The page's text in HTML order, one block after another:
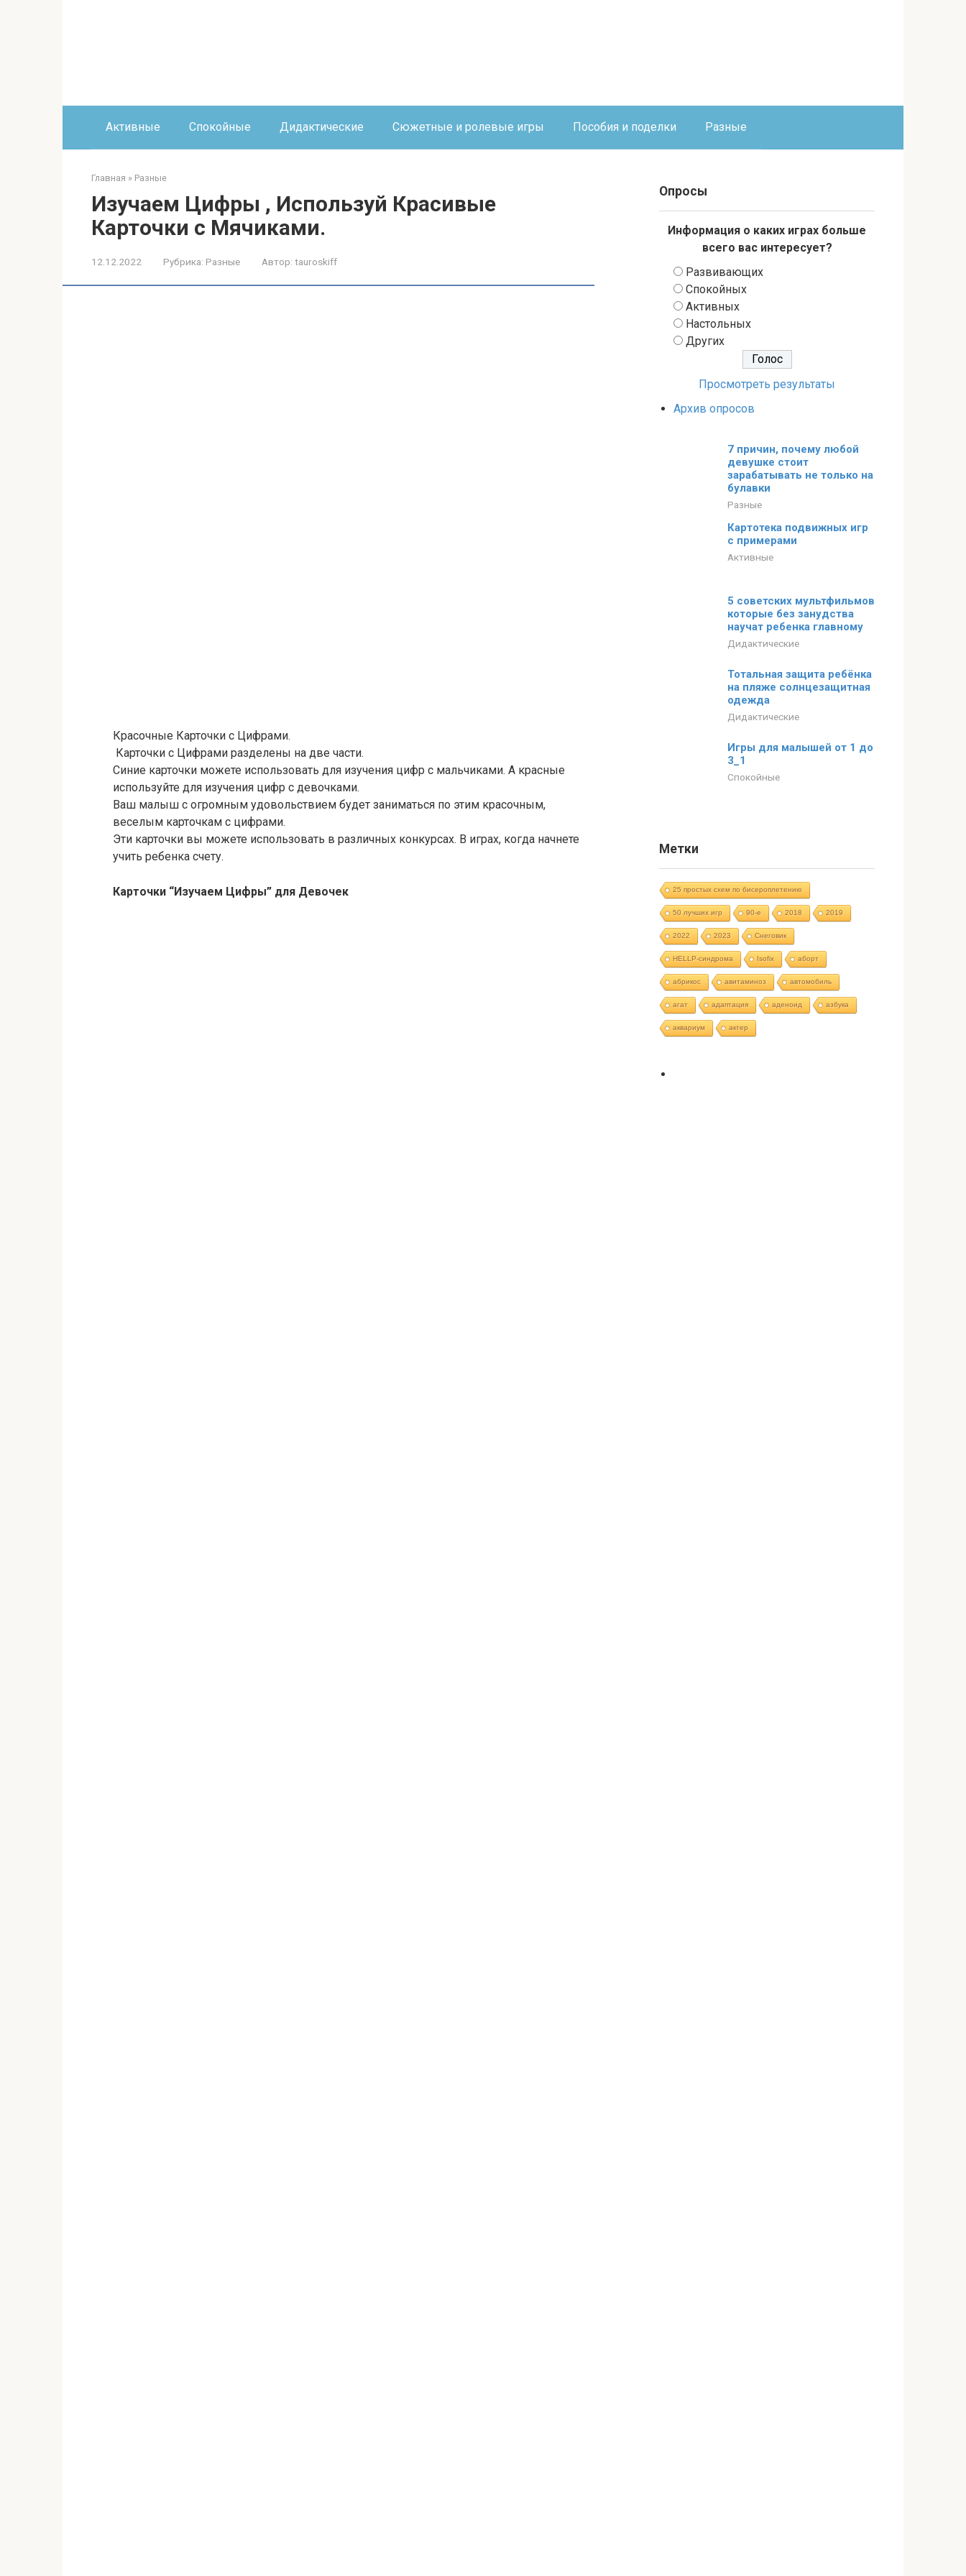
Активные Спокойные Дидактические Сюжетные и ролевые игры Пособия и поделки Разные
Главная » Разные
Изучаем Цифры , Используй Красивые
Карточки с Мячиками.
12.12.2022 Рубрика: Разные Автор: tauroskiff
Красочные Карточки с Цифрами.
Карточки с Цифрами разделены на две части.
Синие карточки можете использовать для изучения цифр с мальчиками. А красные
используйте для изучения цифр с девочками.
Ваш малыш с огромным удовольствием будет заниматься по этим красочным,
веселым карточкам с цифрами.
Эти карточки вы можете использовать в различных конкурсах. В играх, когда начнете
учить ребенка счету.
Карточки “Изучаем Цифры” для Девочек
Опросы
Информация о каких играх больше
всего вас интересует?
Развивающих
Спокойных
Активных
Настольных
Других
Просмотреть результаты
Архив опросов
7 причин, почему любой
девушке стоит
зарабатывать не только на
булавки
Разные
Картотека подвижных игр
с примерами
Активные
5 советских мультфильмов
которые без занудства
научат ребенка главному
Дидактические
Тотальная защита ребёнка
на пляже солнцезащитная
одежда
Дидактические
Игры для малышей от 1 до
3_1
Спокойные
Метки
25 простых схем по бисероплетению
50 лучших игр 90-е 2018 2019
2022 2023 Cнеговик
HELLP-синдрома Isofix аборт
абрикос авитаминоз автомобиль
агат адаптация аденоид азбука
аквариум актер